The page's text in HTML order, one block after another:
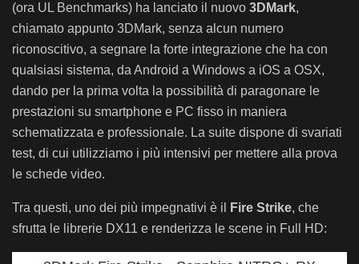
(ora UL Benchmarks) ha lanciato il nuovo 3DMark,
chiamato appunto 3DMark, senza alcun numero
riconoscitivo, a segnare la forte integrazione che ha con
qualsiasi sistema, da Android a Windows a iOS a OSX,
dando per la prima volta la possibilità di paragonare le
prestazioni su smartphone e PC fisso in maniera
schematizzata e professionale. La suite dispone di svariati
test, di cui utilizziamo i più intensivi per mettere alla prova
le schede video.
Tra questi, uno dei più impegnativi è il Fire Strike, che
sfrutta le librerie DX11 e renderizza le scene in Full HD: